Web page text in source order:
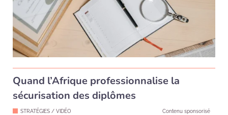
Quand l’Afrique professionnalise la
sécurisation des diplômes
STRATÉGIES / VIDÉO Contenu sponsorisé